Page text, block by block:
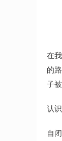
在
的
子
认
自